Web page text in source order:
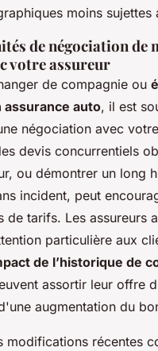
moins sujettes
de négociation de
votre assureur
de compagnie ou
assurance auto, il est
négociation avec
devis concurrentiels
ou démontrer un long
incident, peut
de tarifs. Les assureurs
particulière aux
de l’historique de
assortir leur offre
augmentation du
modifications récentes